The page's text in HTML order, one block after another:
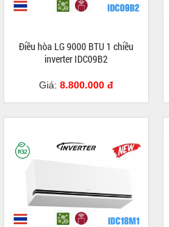
Điều hòa LG 9000 BTU 1 chiều
inverter IDC09B2
Giá: 8.800.000 đ